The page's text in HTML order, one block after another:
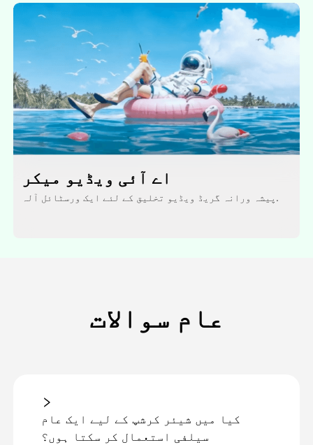
اے آئی ویڈیو میکر
پیشہ ورانہ گریڈ ویڈیو تخلیق کے لئے ایک ورسٹائل آلہ.
عام سوالات
کیا میں شیئر کرشپ کے لیے ایک عام
سیلفی استعمال کر سکتا ہوں؟